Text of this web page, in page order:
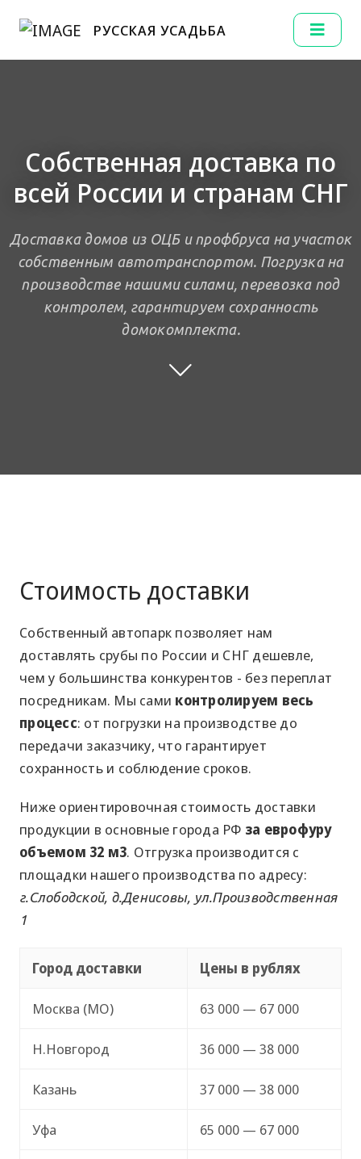
РУССКАЯ УСАДЬБА
Собственная доставка по
всей России и странам СНГ
Доставка домов из ОЦБ и профбруса на участок
собственным автотранспортом. Погрузка на
производстве нашими силами, перевозка под
контролем, гарантируем сохранность
домокомплекта.
Стоимость доставки
Собственный автопарк позволяет нам
доставлять срубы по России и СНГ дешевле,
чем у большинства конкурентов - без переплат
посредникам. Мы сами контролируем весь
процесс: от погрузки на производстве до
передачи заказчику, что гарантирует
сохранность и соблюдение сроков.
Ниже ориентировочная стоимость доставки
продукции в основные города РФ за еврофуру
объемом 32 м3. Отгрузка производится с
площадки нашего производства по адресу:
г.Слободской, д.Денисовы, ул.Производственная
1
Город доставки Цены в рублях
Москва (МО) 63 000 — 67 000
Н.Новгород 36 000 — 38 000
Казань 37 000 — 38 000
Уфа 65 000 — 67 000